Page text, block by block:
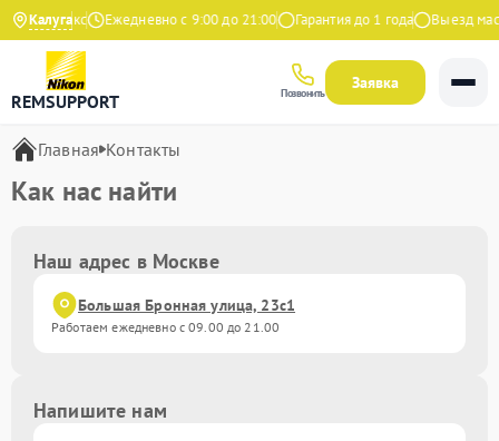
Калуга
на Яндекс Ежедневно с 9:00 до 21:00 Гарантия до 1 года Выезд
REMSUPPORT Позвонить
Заявка
Главная Контакты
Как нас найти
Наш адрес в Москве
Большая Бронная улица, 23с1
Работаем ежедневно с 09.00 до 21.00
Напишите нам